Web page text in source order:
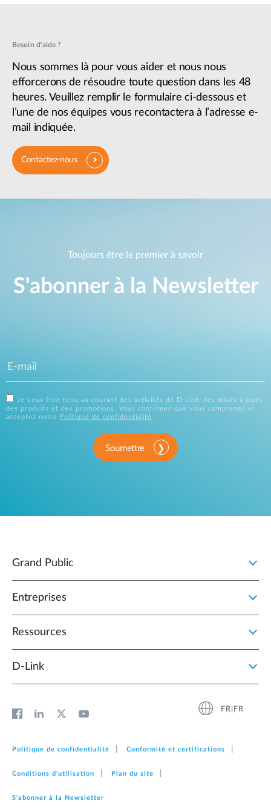
Besoin d'aide ?
Nous sommes là pour vous aider et nous nous
efforcerons de résoudre toute question dans les 48
heures. Veuillez remplir le formulaire ci-dessous et
l’une de nos équipes vous recontactera à l’adresse e-
mail indiquée.
Contactez-nous
Toujours être le premier à savoir
S'abonner à la Newsletter
Je veux être tenu au courant des activités de D-Link, des mises à jours
des produits et des promotions. Vous confirmez que vous comprenez et
acceptez notre
Politique de confidentialité
Soumettre
Grand Public
Entreprises
Ressources
D‑Link
FR|FR
Politique de confidentialité Conformité et certifications
Conditions d'utilisation Plan du site
S'abonner à la Newsletter